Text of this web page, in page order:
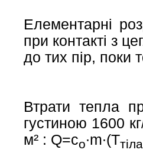
Елементарні
при контакті з
до тих пір, поки
Втрати тепла
густиною 1600
м² : Q=со∙m∙(Tтіла